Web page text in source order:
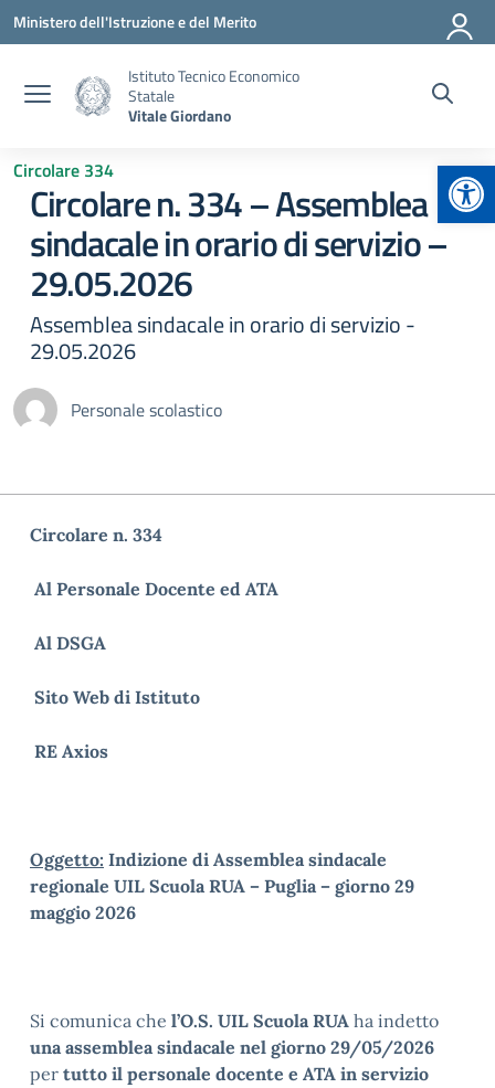
Vai ai contenuti
Vai al menu di navigazione
Vai al footer
Ministero dell'Istruzione e del Merito
Istituto Tecnico Economico
Statale
Vitale Giordano
Circolare 334
Circolare n. 334 – Assemblea
sindacale in orario di servizio –
29.05.2026
Assemblea sindacale in orario di servizio -
29.05.2026
Personale scolastico
Circolare n. 334
Al Personale Docente ed ATA
Al DSGA
Sito Web di Istituto
RE Axios
Oggetto: Indizione di Assemblea sindacale
regionale UIL Scuola RUA – Puglia – giorno 29
maggio 2026
Si comunica che l’O.S. UIL Scuola RUA ha indetto
una assemblea sindacale nel giorno 29/05/2026
per tutto il personale docente e ATA in servizio